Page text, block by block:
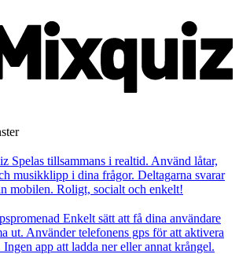
Spelas tillsammans i realtid. Använd låtar,
musikklipp i dina frågor. Deltagarna svarar
mobilen. Roligt, socialt och enkelt!
Enkelt sätt att få dina användare
ut. Använder telefonens gps för att aktivera
Ingen app att ladda ner eller annat krångel.